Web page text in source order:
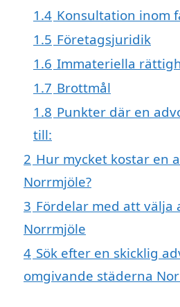
1.4 Konsultation inom
1.5 Företagsjuridik
1.6 Immateriella
1.7 Brottmål
1.8 Punkter där en
till:
2 Hur mycket kostar en
Norrmjöle?
3 Fördelar med att välja
Norrmjöle
4 Sök efter en skicklig
omgivande städerna